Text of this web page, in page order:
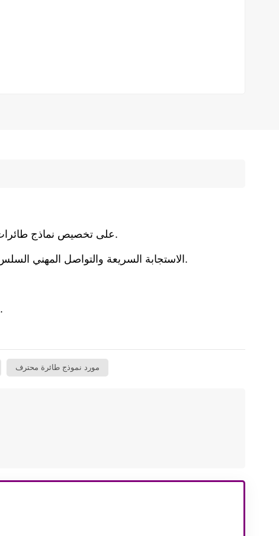
تركز Betty Models على تخصيصنماذج طائرات كبيرة الحجم وصغيرة الحجم عالية الجودة.
الاستجابة السريعة والتواصل المهني السلس والإنتاج السريع والنماذج عالية الجودة تحظى دائمًا برضا العملاء.
دعنا نساعدك، اتصل بنا. وسوف نقوم بالرد عليك خلال 24 ساعة.
مورد نموذج طائرة محترف